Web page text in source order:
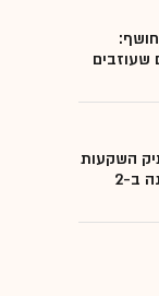
שעוזבים
תיק השקעות
וקריירה פיננסית, ומאמינה ב-2